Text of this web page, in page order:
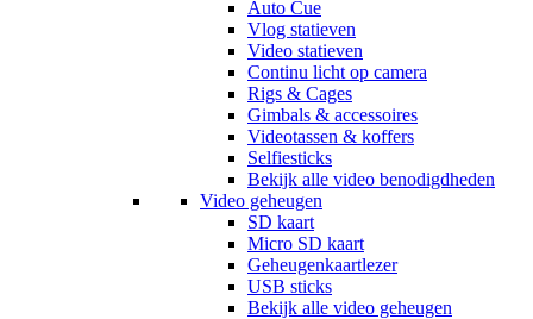
Auto Cue
Vlog statieven
Video statieven
Continu licht op camera
Rigs & Cages
Gimbals & accessoires
Videotassen & koffers
Selfiesticks
Bekijk alle video benodigdheden
Video geheugen
SD kaart
Micro SD kaart
Geheugenkaartlezer
USB sticks
Bekijk alle video geheugen